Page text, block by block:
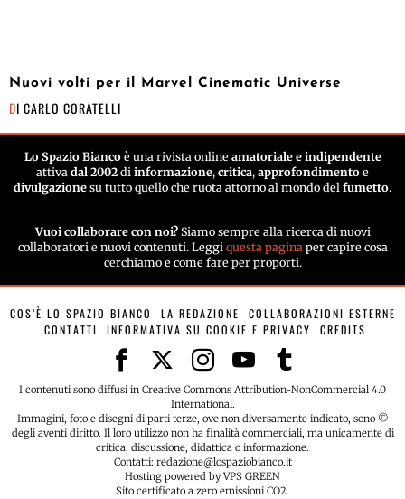
Nuovi volti per il Marvel Cinematic Universe
DI CARLO CORATELLI
Lo Spazio Biancoè una rivista online amatoriale e indipendente
attiva dal 2002 di informazione, critica, approfondimento e
divulgazione su tutto quello che ruota attorno al mondo del fumetto.
Vuoi collaborare con noi? Siamo sempre alla ricerca di nuovi
collaboratori e nuovi contenuti. Leggi questa paginaper capire cosa
cerchiamo e come fare per proporti.
COS’È LO SPAZIO BIANCO LA REDAZIONE
COLLABORAZIONI ESTERNE
CONTATTI
INFORMATIVA SU COOKIE E PRIVACY CREDITS
I contenuti sono diffusi in Creative Commons Attribution-NonCommercial 4.0
International.
Immagini, foto e disegni di parti terze, ove non diversamente indicato, sono ©
degli aventi diritto. Il loro utilizzo non ha finalità commerciali, ma unicamente di
critica, discussione, didattica o informazione.
Contatti: redazione@lospaziobianco.it
Hosting powered by VPS GREEN
Sito certificato a zero emissioni CO2.